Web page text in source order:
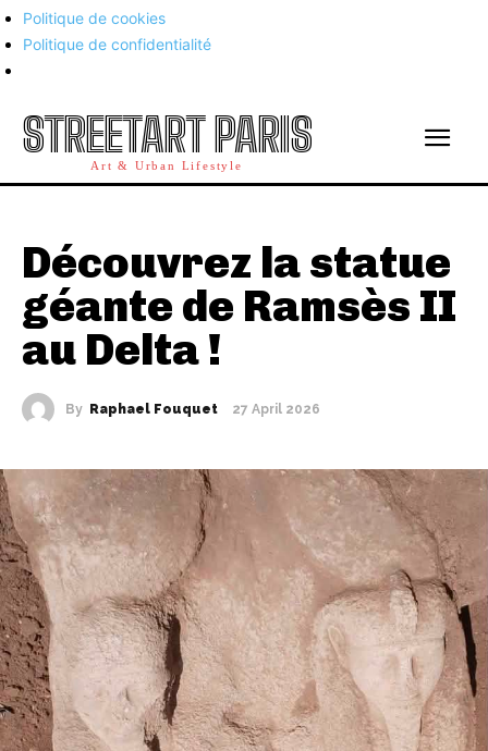
Politique de cookies
Politique de confidentialité
STREETART PARIS
Art & Urban Lifestyle
Découvrez la statue
géante de Ramsès II
au Delta !
By Raphael Fouquet 27 April 2026